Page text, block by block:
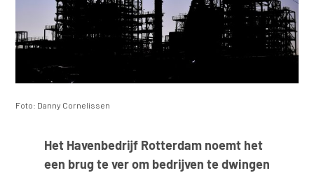
Foto: Danny Cornelissen
Het Havenbedrijf Rotterdam noemt het
een brug te ver om bedrijven te dwingen